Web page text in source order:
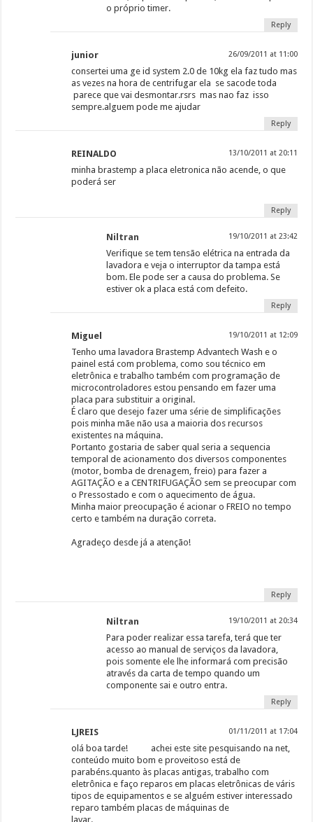
o próprio timer.
Reply
junior 26/09/2011 at 11:00
consertei uma ge id system 2.0 de 10kg ela faz tudo mas
as vezes na hora de centrifugar ela se sacode toda
parece que vai desmontar.rsrs mas nao faz isso
sempre.alguem pode me ajudar
Reply
REINALDO 13/10/2011 at 20:11
minha brastemp a placa eletronica não acende, o que
poderá ser
Reply
Niltran 19/10/2011 at 23:42
Verifique se tem tensão elétrica na entrada da
lavadora e veja o interruptor da tampa está
bom. Ele pode ser a causa do problema. Se
estiver ok a placa está com defeito.
Reply
Miguel 19/10/2011 at 12:09
Tenho uma lavadora Brastemp Advantech Wash e o
painel está com problema, como sou técnico em
eletrônica e trabalho também com programação de
microcontroladores estou pensando em fazer uma
placa para substituir a original.
É claro que desejo fazer uma série de simplificações
pois minha mãe não usa a maioria dos recursos
existentes na máquina.
Portanto gostaria de saber qual seria a sequencia
temporal de acionamento dos diversos componentes
(motor, bomba de drenagem, freio) para fazer a
AGITAÇÃO e a CENTRIFUGAÇÃO sem se preocupar com
o Pressostado e com o aquecimento de água.
Minha maior preocupação é acionar o FREIO no tempo
certo e também na duração correta.
Agradeço desde já a atenção!
Reply
Niltran 19/10/2011 at 20:34
Para poder realizar essa tarefa, terá que ter
acesso ao manual de serviços da lavadora,
pois somente ele lhe informará com precisão
através da carta de tempo quando um
componente sai e outro entra.
Reply
LJREIS 01/11/2011 at 17:04
olá boa tarde! achei este site pesquisando na net,
conteúdo muito bom e proveitoso está de
parabéns.quanto às placas antigas, trabalho com
eletrônica e faço reparos em placas eletrônicas de váris
tipos de equipamentos e se alguém estiver interessado
reparo também placas de máquinas de
lavar.